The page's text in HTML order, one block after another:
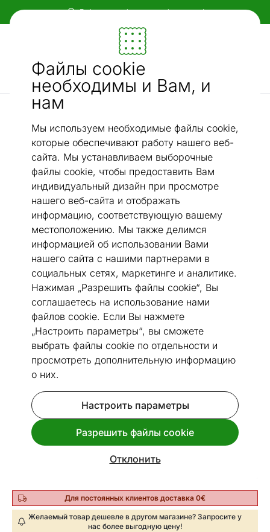
Файлы cookie
необходимы и Вам, и
нам
Мы используем необходимые файлы cookie,
которые обеспечивают работу нашего веб-
сайта. Мы устанавливаем выборочные
файлы cookie, чтобы предоставить Вам
индивидуальный дизайн при просмотре
нашего веб-сайта и отображать
информацию, соответствующую вашему
местоположению. Мы также делимся
информацией об использовании Вами
нашего сайта с нашими партнерами в
социальных сетях, маркетинге и аналитике.
Нажимая „Разрешить файлы cookie“, Вы
соглашаетесь на использование нами
файлов cookie. Если Вы нажмете
„Настроить параметры“, вы сможете
выбрать файлы cookie по отдельности и
просмотреть дополнительную информацию
о них.
Настроить параметры
Разрешить файлы cookie
Отклонить
Гибкие и удобные способы оплаты!
Мебель и убранство - ON24
Ищи...
кладовые
Перейти к слайду 1
Перейти к слайду 2
Перейти к слайду 3
Перейти к слайду 4
Перейти к слайду 5
Перейти к слайду 6
Посмотреть похожие
Ящик для хранения с крышкой
Код 433588
Срок доставки между 13.08 - 20.08
Для постоянных клиентов доставка 0€
Желаемый товар дешевле в другом магазине? Запросите у
нас более выгодную цену!